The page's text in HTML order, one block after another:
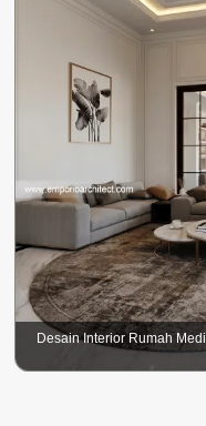
Desain Interior Rumah